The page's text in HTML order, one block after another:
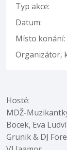
Typ akce:
Datum:
Místo konání:
Organizátor,
Hosté:
MDŽ-
Bocek, Eva
Grunik & DJ